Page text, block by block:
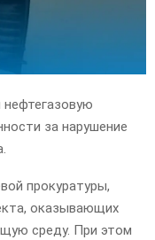
за нарушение
прокуратуры,
оказывающих
среду. При этом